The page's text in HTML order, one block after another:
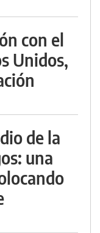
con el
Unidos,
de la
una